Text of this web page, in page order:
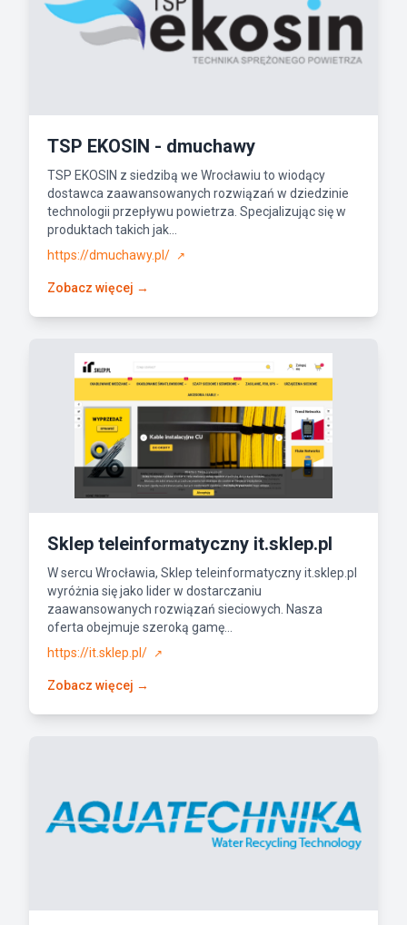
TSP EKOSIN - dmuchawy
TSP EKOSIN z siedzibą we Wrocławiu to wiodący
dostawca zaawansowanych rozwiązań w dziedzinie
technologii przepływu powietrza. Specjalizując się w
produktach takich jak...
https://dmuchawy.pl/
↗
Zobacz więcej →
Sklep teleinformatyczny it.sklep.pl
W sercu Wrocławia, Sklep teleinformatyczny it.sklep.pl
wyróżnia się jako lider w dostarczaniu
zaawansowanych rozwiązań sieciowych. Nasza
oferta obejmuje szeroką gamę...
https://it.sklep.pl/
↗
Zobacz więcej →